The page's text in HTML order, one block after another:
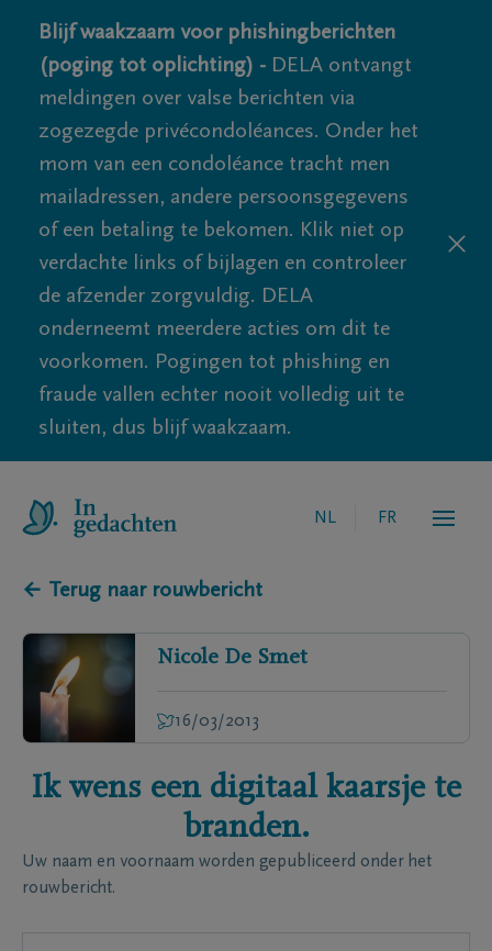
Blijf waakzaam voor phishingberichten
(poging tot oplichting) - DELA ontvangt
meldingen over valse berichten via
zogezegde privécondoléances. Onder het
mom van een condoléance tracht men
mailadressen, andere persoonsgegevens
of een betaling te bekomen. Klik niet op
verdachte links of bijlagen en controleer
de afzender zorgvuldig. DELA
onderneemt meerdere acties om dit te
voorkomen. Pogingen tot phishing en
fraude vallen echter nooit volledig uit te
sluiten, dus blijf waakzaam.
NL FR
← Terug naar rouwbericht
Nicole De Smet
16/03/2013
Ik wens een digitaal kaarsje te
branden.
Uw naam en voornaam worden gepubliceerd onder het
rouwbericht.